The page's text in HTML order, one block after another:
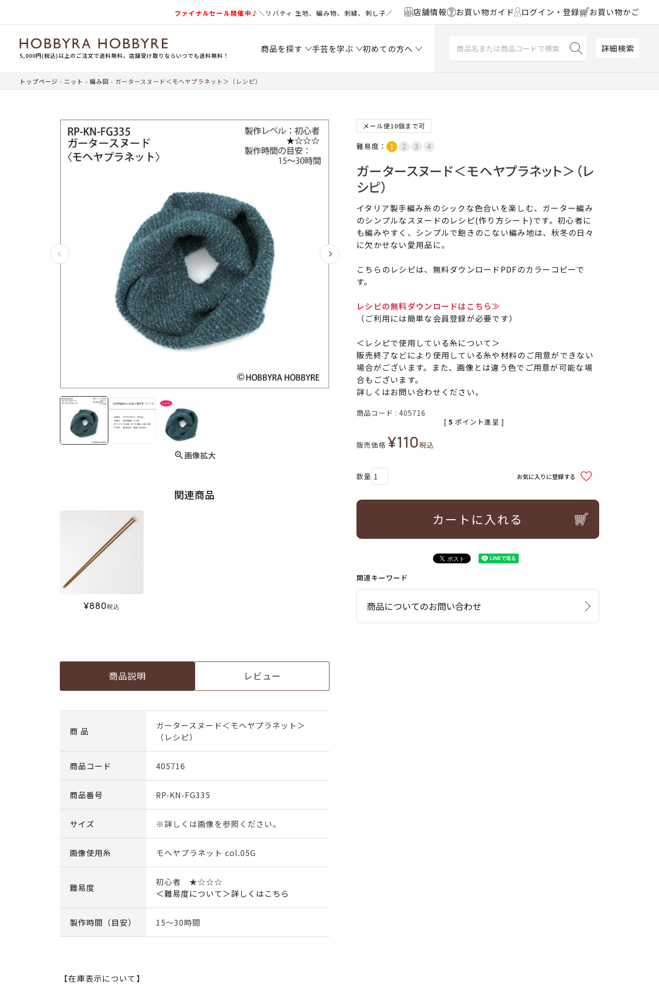
ファイナルセール開催中♪＼リバティ 生地、編み物、刺繍、刺し子／ 店舗情報 お買い物ガイド ログイン・登録 お買い物かご
5,000円(税込)以上のご注文で送料無料。店舗受け取りならいつでも送料無料！
商品を探す 手芸を学ぶ 初めての方へ 詳細検索
トップページ ニット 編み図 ガータースヌード＜モヘヤプラネット＞（レシピ）
画像拡大
関連商品
¥880税込
商品説明 レビュー
商 品
ガータースヌード＜モヘヤプラネット＞
（レシピ）
商品コード 405716
商品番号 RP-KN-FG335
サイズ ※詳しくは画像を参照ください。
画像使用糸 モヘヤプラネット col.05G
難易度
初心者 ★☆☆☆
＜難易度について＞詳しくはこちら
製作時間（目安） 15～30時間
【在庫表示について】
メール便10個まで可
難易度：
ガータースヌード＜モヘヤプラネット＞（レ
シピ）
イタリア製手編み糸のシックな色合いを楽しむ、ガーター編み
のシンプルなスヌードのレシピ(作り方シート)です。初心者に
も編みやすく、シンプルで飽きのこない編み地は、秋冬の日々
に欠かせない愛用品に。
こちらのレシピは、無料ダウンロードPDFのカラーコピーで
す。
レシピの無料ダウンロードはこちら≫
（ご利用には簡単な会員登録が必要です）
＜レシピで使用している糸について＞
販売終了などにより使用している糸や材料のご用意ができない
場合がございます。また、画像とは違う色でご用意が可能な場
合もございます。
詳しくはお問い合わせください。
商品コード 405716
販売価格 ¥110税込
[ 5 ポイント進呈 ]
お気に入りに登録する
カートに入れる
関連キーワード
商品についてのお問い合わせ